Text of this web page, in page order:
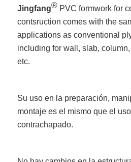
Jingfang® PVC formwork for
contsruction comes with the
applications as conventional
including for wall, slab,
etc.
Su uso en la preparación,
montaje es el mismo que el
contrachapado.